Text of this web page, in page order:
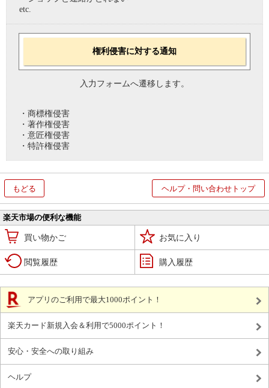
etc.
権利侵害に対する通知
入力フォームへ遷移します。
・商標権侵害
・著作権侵害
・意匠権侵害
・特許権侵害
もどる ヘルプ・問い合わせトップ
楽天市場の便利な機能
買い物かご お気に入り
閲覧履歴 購入履歴
アプリのご利用で最大1000ポイント！
楽天カード新規入会＆利用で5000ポイント！
安心・安全への取り組み
ヘルプ